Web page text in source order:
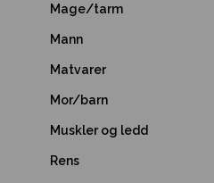
Mage/tarm
Mann
Matvarer
Mor/barn
Muskler og ledd
Rens